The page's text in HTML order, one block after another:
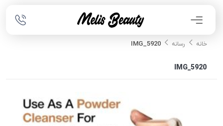
خانه رسانه IMG_5920
IMG_5920